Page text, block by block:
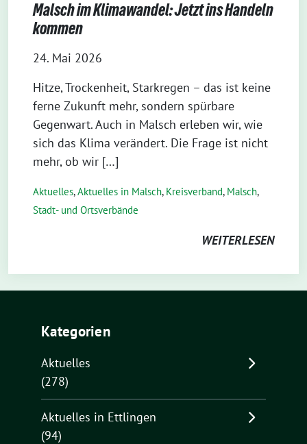
Malsch im Klimawandel: Jetzt ins Handeln
kommen
24. Mai 2026
Hitze, Trockenheit, Starkregen – das ist keine
ferne Zukunft mehr, sondern spürbare
Gegenwart. Auch in Malsch erleben wir, wie
sich das Klima verändert. Die Frage ist nicht
mehr, ob wir […]
Aktuelles,Aktuelles in Malsch, Kreisverband, Malsch,
Stadt- und Ortsverbände
WEITERLESEN
Kategorien
Aktuelles
(278)
Aktuelles in Ettlingen
(94)